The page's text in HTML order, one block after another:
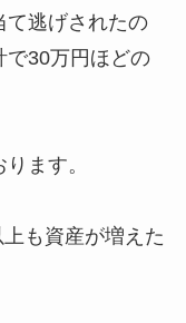
て逃げされたの
で30万円ほどの
ます。
も資産が増えた